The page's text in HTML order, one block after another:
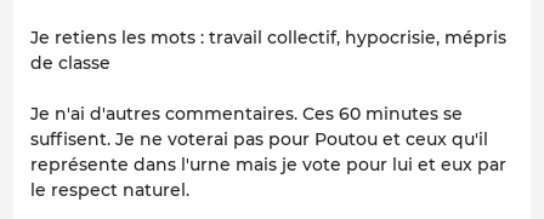
Je retiens les mots : travail collectif, hypocrisie, mépris
de classe
Je n'ai d'autres commentaires. Ces 60 minutes se
suffisent. Je ne voterai pas pour Poutou et ceux qu'il
représente dans l'urne mais je vote pour lui et eux par
le respect naturel.